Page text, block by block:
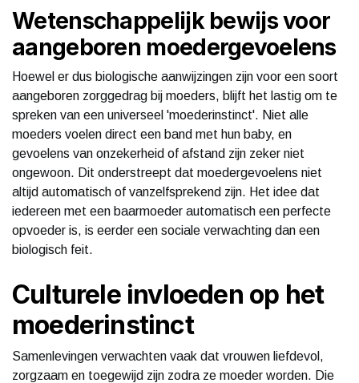
Wetenschappelijk bewijs voor
aangeboren moedergevoelens
Hoewel er dus biologische aanwijzingen zijn voor een soort
aangeboren zorggedrag bij moeders, blijft het lastig om te
spreken van een universeel 'moederinstinct'. Niet alle
moeders voelen direct een band met hun baby, en
gevoelens van onzekerheid of afstand zijn zeker niet
ongewoon. Dit onderstreept dat moedergevoelens niet
altijd automatisch of vanzelfsprekend zijn. Het idee dat
iedereen met een baarmoeder automatisch een perfecte
opvoeder is, is eerder een sociale verwachting dan een
biologisch feit.
Culturele invloeden op het
moederinstinct
Samenlevingen verwachten vaak dat vrouwen liefdevol,
zorgzaam en toegewijd zijn zodra ze moeder worden. Die